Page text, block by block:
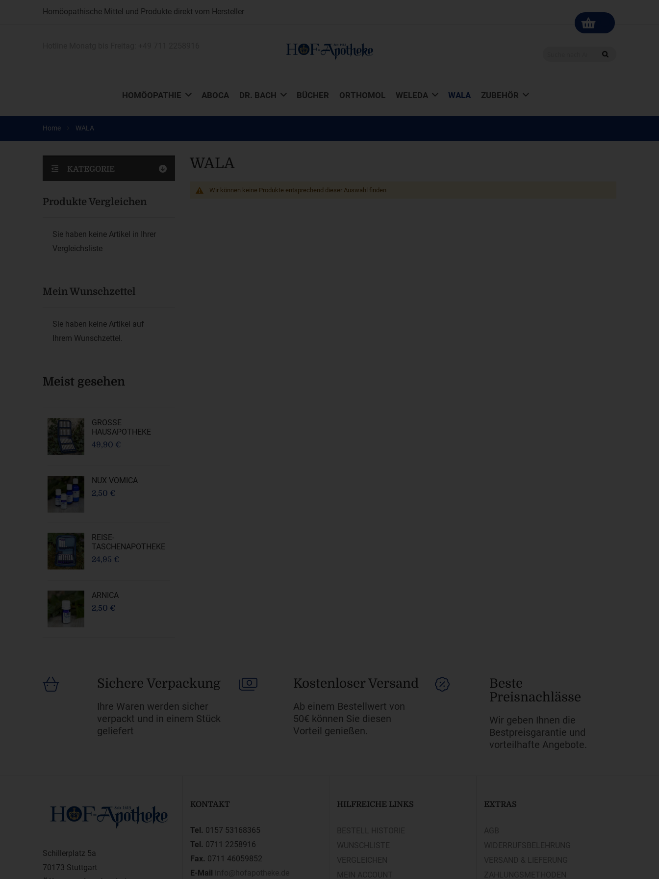
Homöopathische Mittel und Produkte direkt vom Hersteller
HOMÖOPATHIE ABOCA DR. BACH BÜCHER ORTHOMOL WELEDA WALA ZUBEHÖR
Home WALA
WALA
Wir können keine Produkte entsprechend dieser Auswahl finden
KATEGORIE
Produkte Vergleichen
Sie haben keine Artikel in Ihrer
Vergleichsliste
Mein Wunschzettel
Sie haben keine Artikel auf
Ihrem Wunschzettel.
Meist gesehen
GROSSE H
AUSAPOTHEKE
49,90 €
NUX VOMICA
2,50 €
REISE-
TASCHENAPOTHEKE
24,95 €
ARNICA
2,50 €
Sichere Verpackung
Ihre Waren werden sicher
verpackt und in einem Stück
geliefert
Kostenloser Versand
Ab einem Bestellwert von
50€ können Sie diesen
Vorteil genießen.
Beste
Preisnachlässe
Wir geben Ihnen die
Bestpreisgarantie und
vorteilhafte Angebote.
Schillerplatz 5a
70173 Stuttgart
KONTAKT
Tel. 0157 53168365
Tel. 0711 2258916
Fax. 0711 46059852
E-Mail
info@hofapotheke.de
HILFREICHE LINKS
BESTELL HISTORIE
WUNSCHLISTE
VERGLEICHEN
MEIN ACCOUNT
EXTRAS
AGB
WIDERRUFSBELEHRUNG
VERSAND & LIEFERUNG
ZAHLUNGSMETHODEN